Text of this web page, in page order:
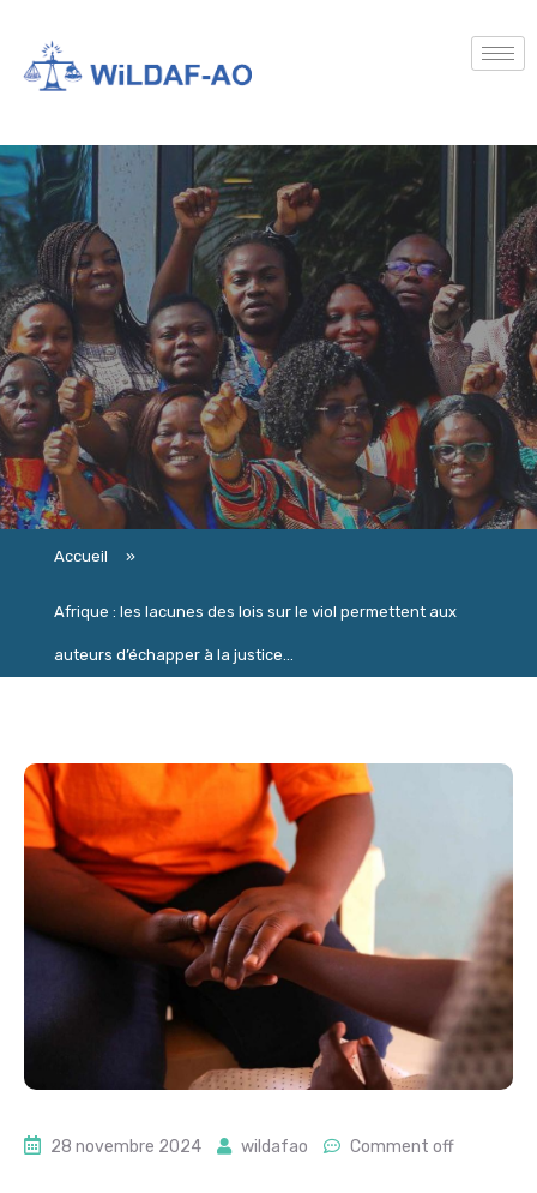
Accueil »
Afrique : les lacunes des lois sur le viol permettent aux
auteurs d’échapper à la justice...
28 novembre 2024 wildafao Comment off